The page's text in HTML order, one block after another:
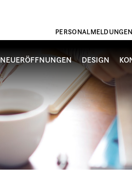
PERSONALMELDUNGEN
NEUERÖFFNUNGEN DESIGN